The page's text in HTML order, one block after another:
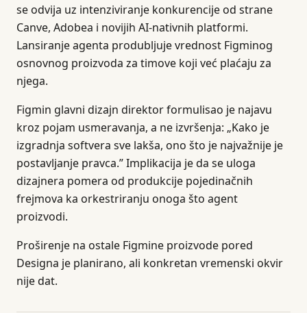
se odvija uz intenziviranje konkurencije od strane
Canve, Adobea i novijih AI-nativnih platformi.
Lansiranje agenta produbljuje vrednost Figminog
osnovnog proizvoda za timove koji već plaćaju za
njega.
Figmin glavni dizajn direktor formulisao je najavu
kroz pojam usmeravanja, a ne izvršenja: „Kako je
izgradnja softvera sve lakša, ono što je najvažnije je
postavljanje pravca.” Implikacija je da se uloga
dizajnera pomera od produkcije pojedinačnih
frejmova ka orkestriranju onoga što agent
proizvodi.
Proširenje na ostale Figmine proizvode pored
Designa je planirano, ali konkretan vremenski okvir
nije dat.